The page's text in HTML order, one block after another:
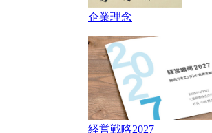
企業理念
経営戦略2027